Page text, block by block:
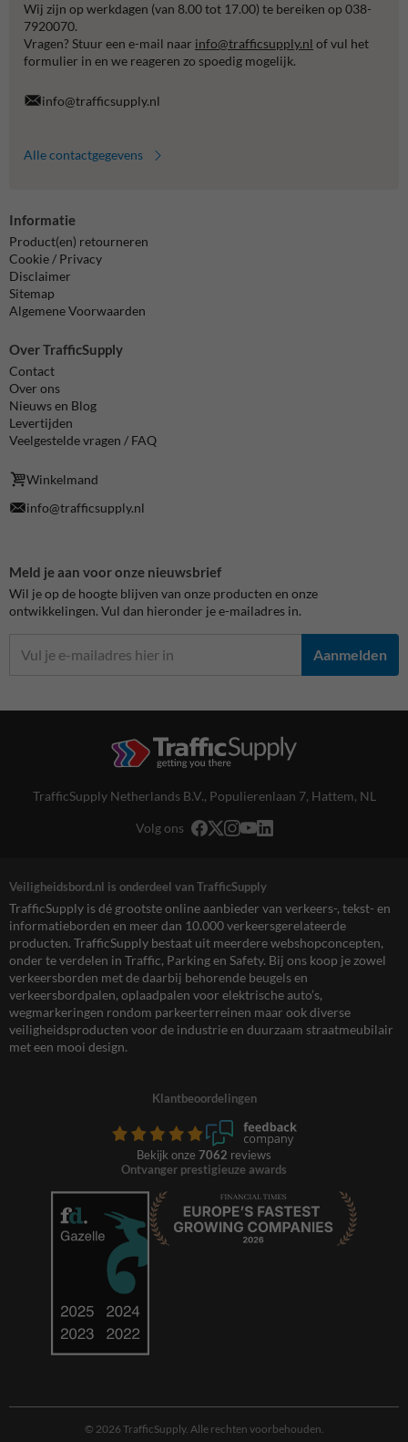
Wij zijn op werkdagen (van 8.00 tot 17.00) te bereiken op 038-
7920070.
Vragen? Stuur een e-mail naar info@trafficsupply.nl of vul het
formulier in en we reageren zo spoedig mogelijk.
info@trafficsupply.nl
Alle contactgegevens
Informatie
Product(en) retourneren
Cookie / Privacy
Disclaimer
Sitemap
Algemene Voorwaarden
Over TrafficSupply
Contact
Over ons
Nieuws en Blog
Levertijden
Veelgestelde vragen / FAQ
Winkelmand
info@trafficsupply.nl
Meld je aan voor onze nieuwsbrief
Wil je op de hoogte blijven van onze producten en onze
ontwikkelingen. Vul dan hieronder je e-mailadres in.
Aanmelden
TrafficSupply Netherlands B.V., Populierenlaan 7, Hattem, NL
Volg ons
Veiligheidsbord.nl is onderdeel van TrafficSupply
TrafficSupply is dé grootste online aanbieder van verkeers-, tekst- en
informatieborden en meer dan 10.000 verkeersgerelateerde
producten. TrafficSupply bestaat uit meerdere webshopconcepten,
onder te verdelen in Traffic, Parking en Safety. Bij ons koop je zowel
verkeersborden met de daarbij behorende beugels en
verkeersbordpalen, oplaadpalen voor elektrische auto’s,
wegmarkeringen rondom parkeerterreinen maar ook diverse
veiligheidsproducten voor de industrie en duurzaam straatmeubilair
met een mooi design.
Klantbeoordelingen
Bekijk onze 7062 reviews
Ontvanger prestigieuze awards
© 2026 TrafficSupply. Alle rechten voorbehouden.